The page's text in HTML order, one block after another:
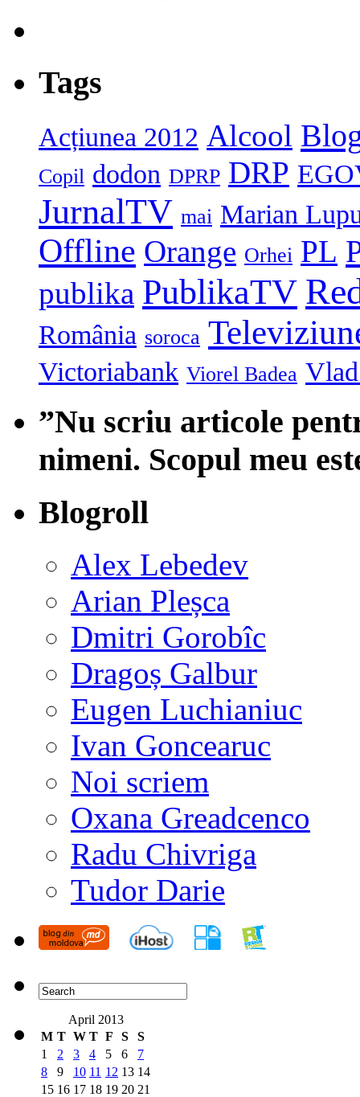
Tags
Acțiunea 2012 Alcool
Copil dodon DPRP DRP
JurnalTV mai Marian
Offline Orange Orhei PL
publika PublikaTV
România soroca
Victoriabank Viorel Badea
”Nu scriu articole
nimeni. Scopul meu
Blogroll
Alex Lebedev
Arian Pleșca
Dmitri Gorobîc
Dragoș Galbur
Eugen Luchianiuc
Ivan Goncearuc
Noi scriem
Oxana Greadcenco
Radu Chivriga
Tudor Darie
April 2013
M T W T F S S
1 2 3 4 5 6
7
8
9 10 11 12 13 14
15 16 17 18 19 20 21